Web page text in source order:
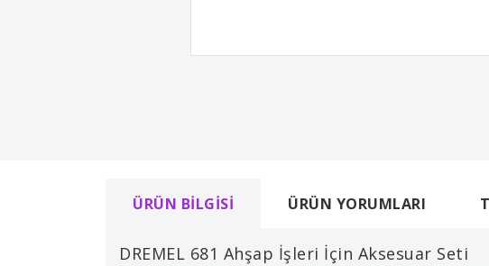
ÜRÜN BILGISI ÜRÜN YORUMLARI
DREMEL 681 Ahşap İşleri İçin Aksesuar Seti